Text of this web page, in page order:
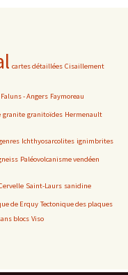
cartes détaillées Cisaillement
- Angers Faymoreau
granite granitoïdes Hermenault
Ichthyosarcolites ignimbrites
Paléovolcanisme vendéen
Saint-Laurs sanidine
de Erquy Tectonique des plaques
blocs Viso